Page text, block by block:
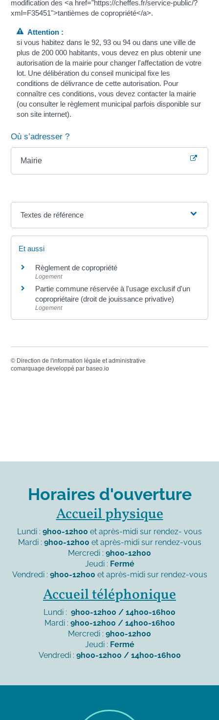
modification des <a href="https://cheffes.fr/service-public/?
xml=F35451">tantièmes de copropriété</a>.
Attention :
si vous habitez dans le 92, 93 ou 94 ou dans une ville de
plus de 200 000 habitants, vous devez en plus obtenir une
autorisation de la mairie pour changer l'affectation de votre
lot. Une délibération du conseil municipal fixe les
conditions de délivrance de cette autorisation. Pour
connaître ces conditions, vous devez contacter la mairie
(ou consulter le règlement municipal parfois disponible sur
son site internet).
Où s’adresser ?
Mairie
Textes de référence
Et aussi
Règlement de copropriété
Logement
Partie commune réservée à l'usage exclusif d'un
copropriétaire (droit de jouissance privative)
Logement
© Direction de l'information légale et administrative
comarquage developpé parbaseo.io
Horaires d'ouverture
Accueil physique
Lundi : 9h00-12h00 et après-midi sur rendez- vous
Mardi : 9h00-12h00 et après-midi sur rendez-vous
Mercredi : 9h00-12h00
Jeudi : Fermé
Vendredi : 9h00-12h00 et après-midi sur rendez-vous
Accueil téléphonique
Lundi : 9h00-12h00 / 14h00-16h00
Mardi : 9h00-12h00 / 14h00-16h00
Mercredi : 9h00-12h00
Jeudi : Fermé
Vendredi : 9h00-12h00 / 14h00-16h00